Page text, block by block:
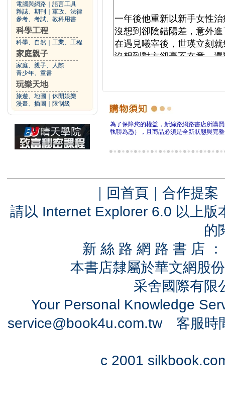
電腦與網路
語言工具
雜誌、期刊
軍政、法律
參考、考試、教科用書
科學工程
科學、自然 工業、工程
家庭親子
家庭、親子、人際
青少年、童書
玩樂天地
旅遊、地圖
休閒娛樂
漫畫、插圖
限制級
為了保障您的權益，新絲路網路書店所購
執聯為憑），且商品必須是全新狀態與完
｜ 回首頁 ｜ 合作提案
請以 Internet Explorer 6.0 以上
的
新 絲 路 網 路 書 店
本書店隸屬於華文網股
采舍國際有
Your Personal Knowledge
service@book4u.com.tw客服時
c 2001